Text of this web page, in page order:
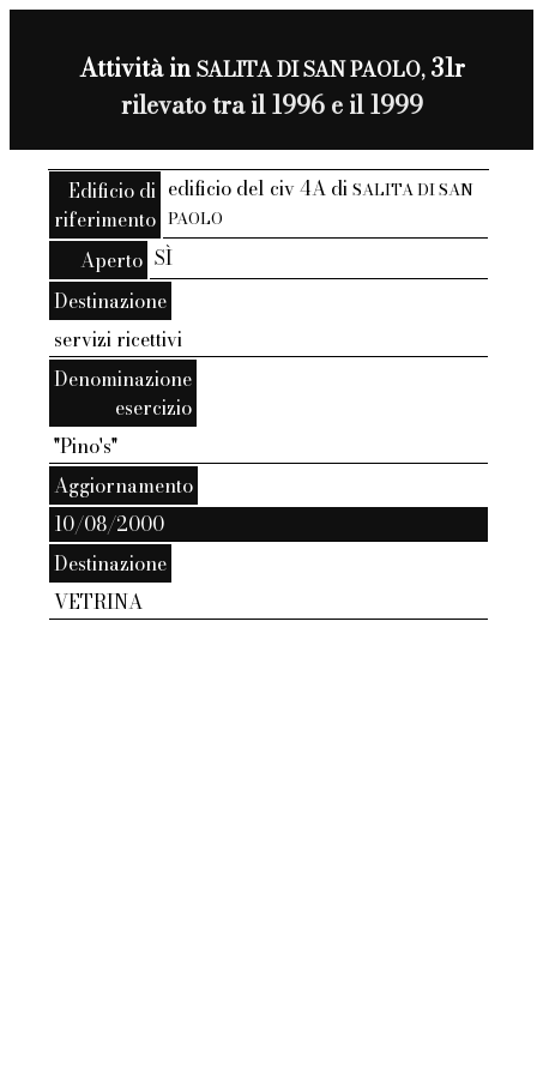
Attività inSALITA DI SAN PAOLO,31r
rilevato tra il 1996 e il 1999
Edificio di
riferimento
edificio del civ 4A diSALITA DI SAN
PAOLO
Aperto SÌ
Destinazione
servizi ricettivi
Denominazione
esercizio
"Pino's"
Aggiornamento
10/08/2000
Destinazione
VETRINA